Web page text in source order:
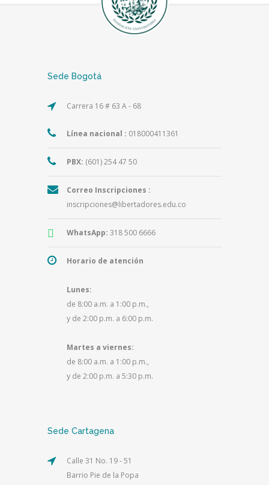
Sede Bogotá
Carrera 16 # 63 A - 68
Línea nacional : 018000411361
PBX: (601) 254 47 50
Correo Inscripciones :
inscripciones@libertadores.edu.co
WhatsApp: 318 500 6666
Horario de atención
Lunes:
de 8:00 a.m. a 1:00 p.m.,
y de 2:00 p.m. a 6:00 p.m.
Martes a viernes:
de 8:00 a.m. a 1:00 p.m.,
y de 2:00 p.m. a 5:30 p.m.
Sede Cartagena
Calle 31 No. 19 - 51
Barrio Pie de la Popa